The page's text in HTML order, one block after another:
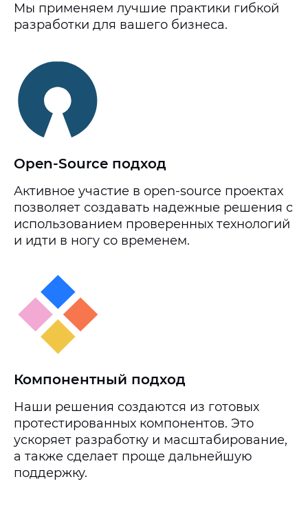
Мы применяем лучшие практики гибкой
разработки для вашего бизнеса.
Open-Source подход
Активное участие в open-source проектах
позволяет создавать надежные решения с
использованием проверенных технологий
и идти в ногу со временем.
Компонентный подход
Наши решения создаются из готовых
протестированных компонентов. Это
ускоряет разработку и масштабирование,
а также сделает проще дальнейшую
поддержку.